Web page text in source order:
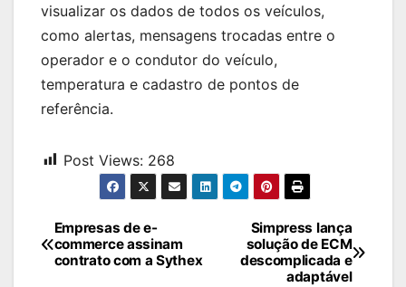
visualizar os dados de todos os veículos,
como alertas, mensagens trocadas entre o
operador e o condutor do veículo,
temperatura e cadastro de pontos de
referência.
Post Views: 268
Navegação
de
Simpress lança
solução de ECM
descomplicada e
adaptável
Empresas de e-
commerce assinam
contrato com a Sythex